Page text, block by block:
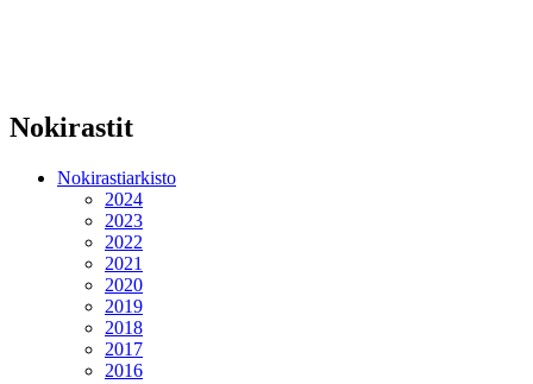
Nokirastit
Nokirastiarkisto
2024
2023
2022
2021
2020
2019
2018
2017
2016